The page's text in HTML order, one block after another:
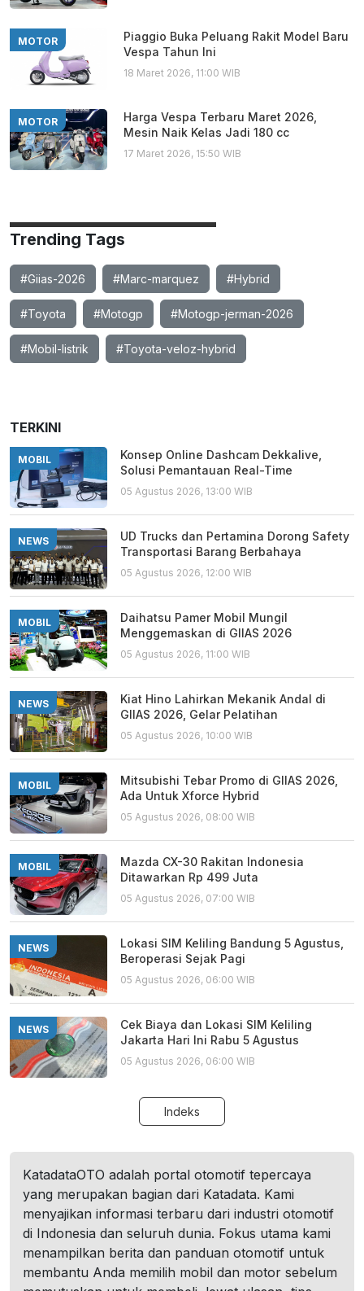
MOTOR
Piaggio Buka Peluang Rakit Model Baru
Vespa Tahun Ini
18 Maret 2026, 11:00 WIB
MOTOR
Harga Vespa Terbaru Maret 2026,
Mesin Naik Kelas Jadi 180 cc
17 Maret 2026, 15:50 WIB
Trending Tags
#Giias-2026 #Marc-marquez #Hybrid
#Toyota #Motogp #Motogp-jerman-2026
#Mobil-listrik #Toyota-veloz-hybrid
TERKINI
MOBIL
Konsep Online Dashcam Dekkalive,
Solusi Pemantauan Real-Time
05 Agustus 2026, 13:00 WIB
NEWS
UD Trucks dan Pertamina Dorong Safety
Transportasi Barang Berbahaya
05 Agustus 2026, 12:00 WIB
MOBIL
Daihatsu Pamer Mobil Mungil
Menggemaskan di GIIAS 2026
05 Agustus 2026, 11:00 WIB
NEWS
Kiat Hino Lahirkan Mekanik Andal di
GIIAS 2026, Gelar Pelatihan
05 Agustus 2026, 10:00 WIB
MOBIL
Mitsubishi Tebar Promo di GIIAS 2026,
Ada Untuk Xforce Hybrid
05 Agustus 2026, 08:00 WIB
MOBIL
Mazda CX-30 Rakitan Indonesia
Ditawarkan Rp 499 Juta
05 Agustus 2026, 07:00 WIB
NEWS
Lokasi SIM Keliling Bandung 5 Agustus,
Beroperasi Sejak Pagi
05 Agustus 2026, 06:00 WIB
NEWS
Cek Biaya dan Lokasi SIM Keliling
Jakarta Hari Ini Rabu 5 Agustus
05 Agustus 2026, 06:00 WIB
Indeks
KatadataOTO adalah portal otomotif tepercaya
yang merupakan bagian dari Katadata. Kami
menyajikan informasi terbaru dari industri otomotif
di Indonesia dan seluruh dunia. Fokus utama kami
menampilkan berita dan panduan otomotif untuk
membantu Anda memilih mobil dan motor sebelum